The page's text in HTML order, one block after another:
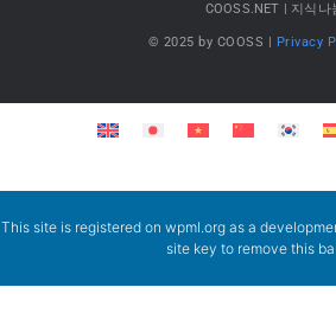
COOSS.NET | 지식나
© 2025 by COOSS | Privacy
This site is registered on wpml.org as a
site key to remove this